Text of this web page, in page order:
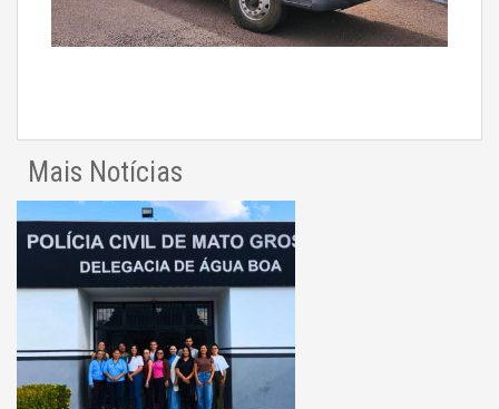
Mais Notícias